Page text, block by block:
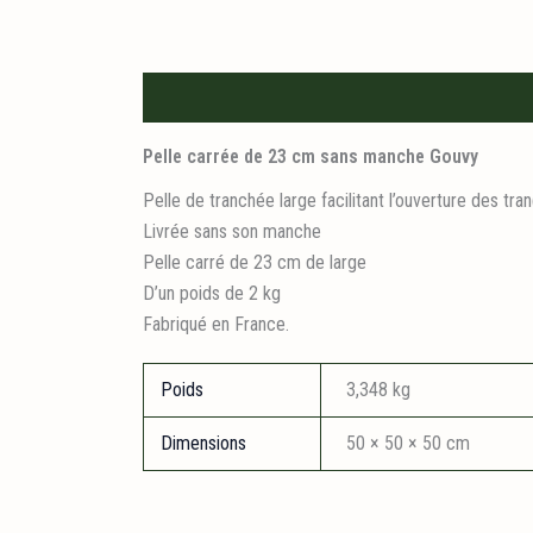
Pelle carrée de 23 cm sans manche Gouvy
Pelle de tranchée large facilitant l’ouverture des
Livrée sans son manche
Pelle carré de 23 cm de large
D’un poids de 2 kg
Fabriqué en France.
Poids 3,348 kg
Dimensions 50 × 50 × 50 cm